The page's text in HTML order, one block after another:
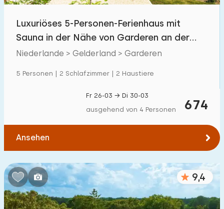
Zugänglichkeit
Luxuriöses 5-Personen-Ferienhaus mit
Sauna in der Nähe von Garderen an der
Veluwe.
Niederlande > Gelderland > Garderen
5 Personen | 2 Schlafzimmer | 2 Haustiere
674
Fr 26-03 → Di 30-03
ausgehend von 4 Personen
Ansehen
9,4